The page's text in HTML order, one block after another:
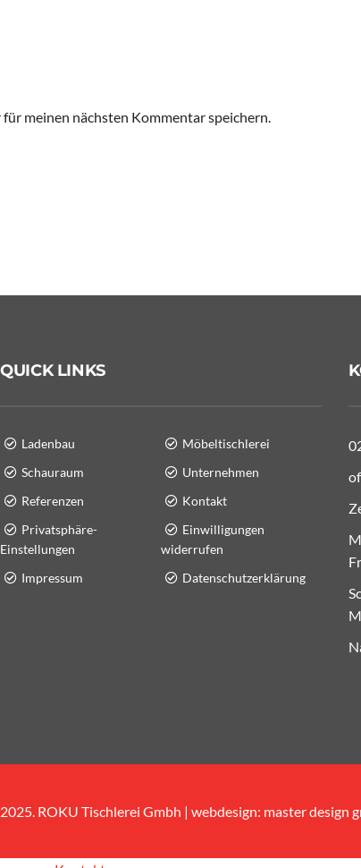
meinen nächsten Kommentar speichern.
QUICK LINKS
Ladenbau
Möbeltischlerei
Schauraum
Unternehmen
Referenzen
Kontakt
Privatsphäre-
Einstellungen
Einwilligungen
widerrufen
Impressum
Datenschutzerklärung
ROKU Tischlerei Gmbh | webdesign: master design